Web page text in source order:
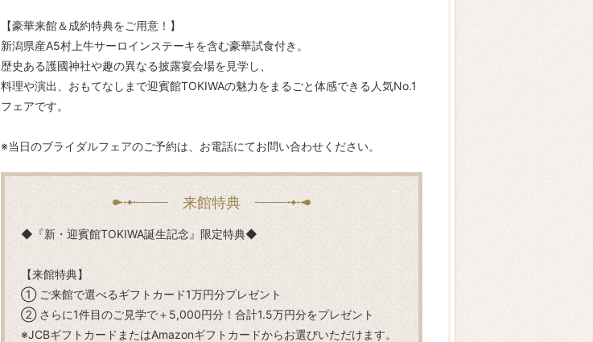
【豪華来館＆成約特典をご用意！】
新潟県産A5村上牛サーロインステーキを含む豪華試食付き。
歴史ある護國神社や趣の異なる披露宴会場を見学し、
料理や演出、おもてなしまで迎賓館TOKIWAの魅力をまるごと体感できる人気No.1
フェアです。
※当日のブライダルフェアのご予約は、お電話にてお問い合わせください。
来館特典
◆『新・迎賓館TOKIWA誕生記念』限定特典◆
【来館特典】
① ご来館で選べるギフトカード1万円分プレゼント
② さらに1件目のご見学で＋5,000円分！合計1.5万円分をプレゼント
※JCBギフトカードまたはAmazonギフトカードからお選びいただけます。